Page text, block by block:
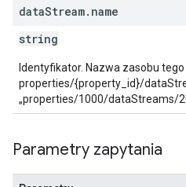
dataStream. name
string
Identyfikator. Nazwa zasobu
properties/{property_id}/
„properties/1000/dataStreams/
Parametry zapytania